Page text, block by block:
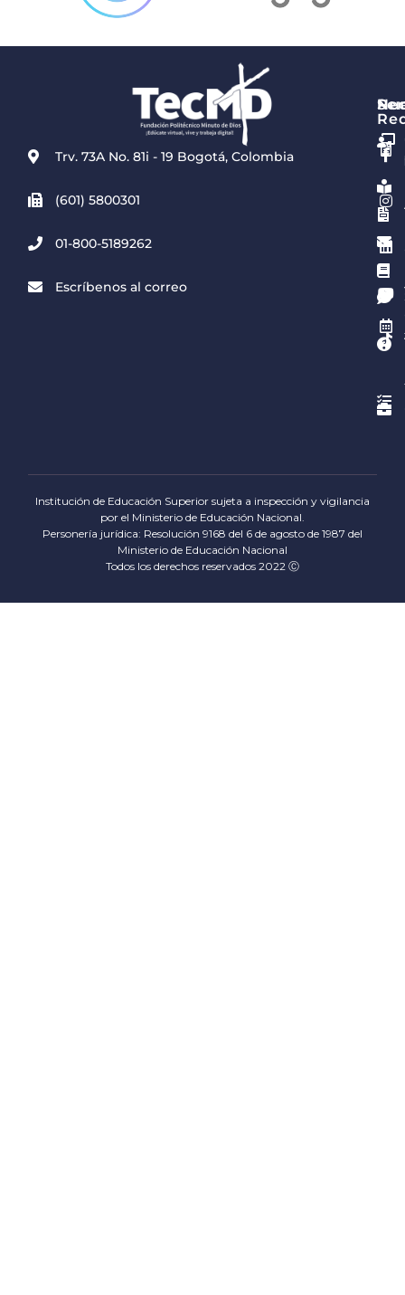
Trv. 73A No. 81i - 19 Bogotá, Colombia
(601) 5800301
01-800-5189262
Escríbenos al correo
Institución de Educación Superior sujeta a inspección y vigilancia
por el Ministerio de Educación Nacional.
Personería jurídica: Resolución 9168 del 6 de agosto de 1987 del
Ministerio de Educación Nacional
Todos los derechos reservados 2022 Ⓒ